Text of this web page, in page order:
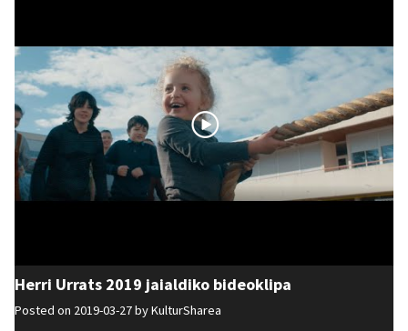
Herri Urrats 2019 jaialdiko bideoklipa
Posted on 2019-03-27 byKulturSharea